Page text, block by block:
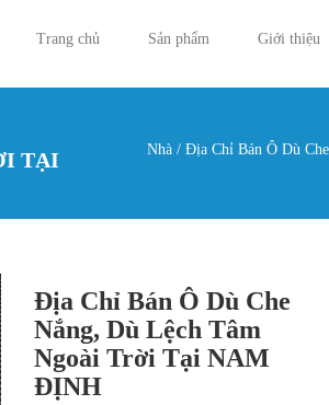
Trang chủ
Sản phẩm Giới thiệu
TẠI
Nhà / Địa Chỉ Bán Ô Dù
Địa Chỉ Bán Ô Dù Che
Nắng, Dù Lệch Tâm
Ngoài Trời Tại NAM
ĐỊNH